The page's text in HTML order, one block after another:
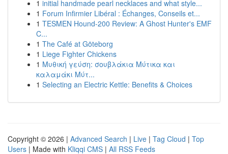
1 initial handmade pearl necklaces and what style...
1 Forum Infirmier Libéral : Échanges, Conseils et...
1 TESMEN Hound-200 Review: A Ghost Hunter's EMF
C...
1 The Café at Göteborg
1 Liege Fighter Chickens
1 Μυθική γεύση: σουβλάκια Μύτικα και
καλαμάκι Μύτ...
1 Selecting an Electric Kettle: Benefits & Choices
Copyright © 2026 | Advanced Search | Live | Tag Cloud | Top
Users | Made with Kliqqi CMS | All RSS Feeds